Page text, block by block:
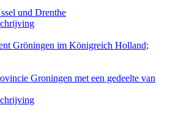
und Drenthe
Gröningen im Königreich Holland;
Groningen met een gedeelte van